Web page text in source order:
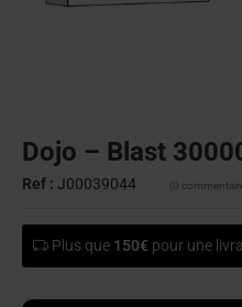
Dojo – Blast
Ref : J00039044 (0
Plus que 150€ pour une